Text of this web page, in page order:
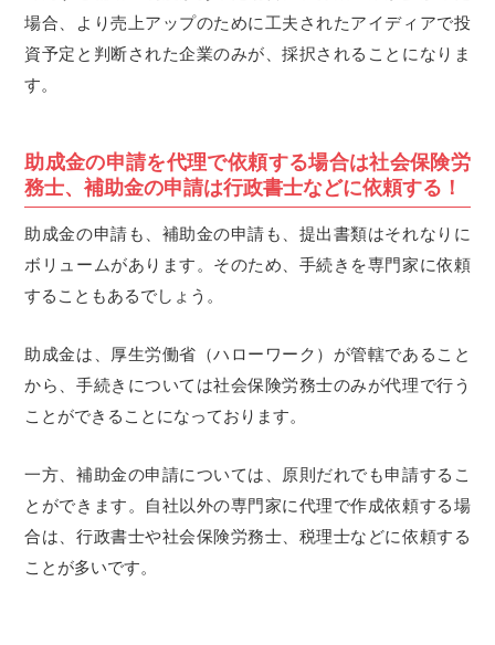
場合、より売上アップのために工夫されたアイディアで投
資予定と判断された企業のみが、採択されることになりま
す。
助成金の申請を代理で依頼する場合は社会保険労
務士、補助金の申請は行政書士などに依頼する！
助成金の申請も、補助金の申請も、提出書類はそれなりに
ボリュームがあります。そのため、手続きを専門家に依頼
することもあるでしょう。
助成金は、厚生労働省（ハローワーク）が管轄であること
から、手続きについては社会保険労務士のみが代理で行う
ことができることになっております。
一方、補助金の申請については、原則だれでも申請するこ
とができます。自社以外の専門家に代理で作成依頼する場
合は、行政書士や社会保険労務士、税理士などに依頼する
ことが多いです。